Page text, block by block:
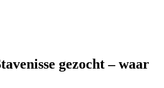
gezocht – waar